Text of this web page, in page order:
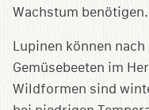
Wachstum benötigen.
Lupinen können
Gemüsebeeten im
Wildformen sind